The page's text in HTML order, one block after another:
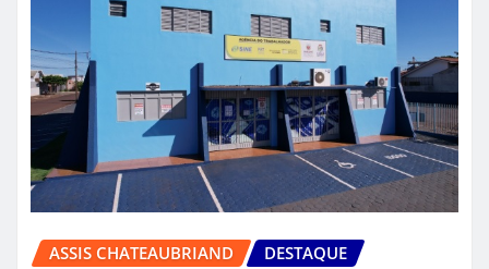
ASSIS CHATEAUBRIAND DESTAQUE